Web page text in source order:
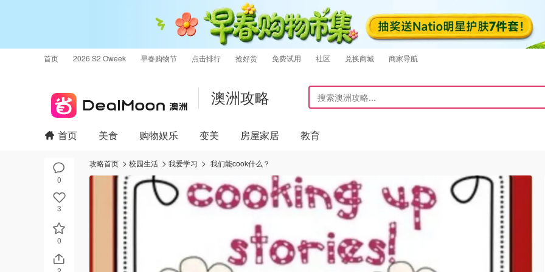
首页 2026 S2 Oweek 早春购物节 点击排行 抢好货 免费试用 社区 兑换商城 商家导航
澳洲攻略
0
3
0
首页 美食 购物娱乐 变美 房屋家居 教育
攻略首页 校园生活 我爱学习 我们能cook什么？